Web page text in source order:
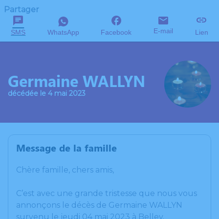
Partager
SMS WhatsApp Facebook E-mail Lien
Germaine WALLYN
décédée le 4 mai 2023
Message de la famille
Chère famille, chers amis,
C’est avec une grande tristesse que nous vous
annonçons le décès de Germaine WALLYN
survenu le jeudi 04 mai 2023 à Belley.